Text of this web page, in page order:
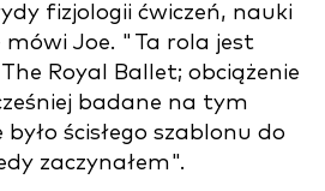
fizjologii ćwiczeń, nauki
mówi Joe. "Ta rola jest
Royal Ballet; obciążenie
badane na tym
ścisłego szablonu do
zaczynałem".